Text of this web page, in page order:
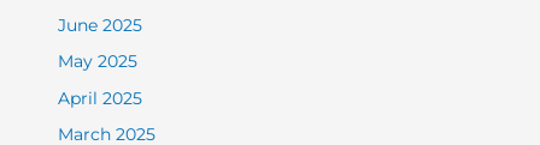
June 2025
May 2025
April 2025
March 2025